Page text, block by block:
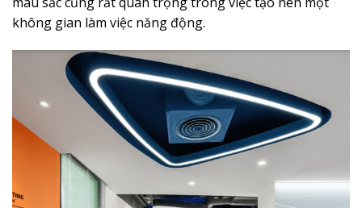
không gian làm việc năng động.